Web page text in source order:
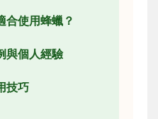
合使用蜂蠟？
與個人經驗
技巧